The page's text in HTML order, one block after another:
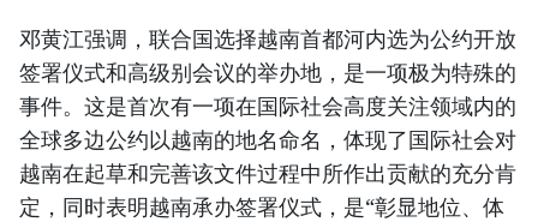
邓黄江强调，联合国选择越南首都河内选为公约开放
签署仪式和高级别会议的举办地，是一项极为特殊的
事件。这是首次有一项在国际社会高度关注领域内的
全球多边公约以越南的地名命名，体现了国际社会对
越南在起草和完善该文件过程中所作出贡献的充分肯
定，同时表明越南承办签署仪式，是“彰显地位、体